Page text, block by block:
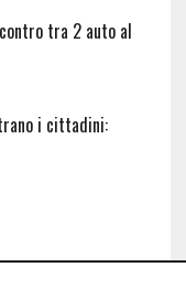
tra 2 auto al
i cittadini: